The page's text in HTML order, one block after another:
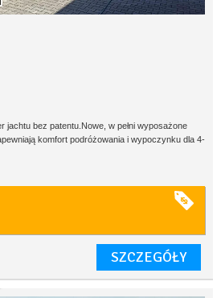
jachtu bez patentu.Nowe, w pełni wyposażone
komfort podróżowania i wypoczynku dla 4-
SZCZEGÓŁY